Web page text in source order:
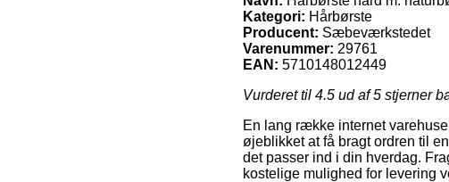
Kategori: Hårbørste
Producent: Sæbeværkstedet
Varenummer: 29761
EAN: 5710148012449
Vurderet til 4.5 ud af 5 stjerner
En lang række internet
øjeblikket at få bragt ordren til
det passer ind i din hverdag.
kostelige mulighed for levering